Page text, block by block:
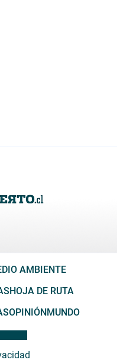
AMBIENTE
HOJA DE RUTA
OPINIÓNMUNDO